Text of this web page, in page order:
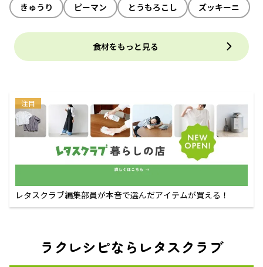
きゅうり
ピーマン とうもろこし ズッキーニ
食材をもっと見る
注目
レタスクラブ編集部員が本音で選んだアイテムが買える！
ラクレシピならレタスクラブ